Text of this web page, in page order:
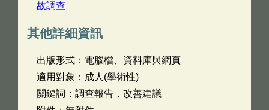
故調查
其他詳細資訊
出版形式：電腦檔、資料庫與網頁
適用對象：成人(學術性)
關鍵詞：調查報告，改善建議